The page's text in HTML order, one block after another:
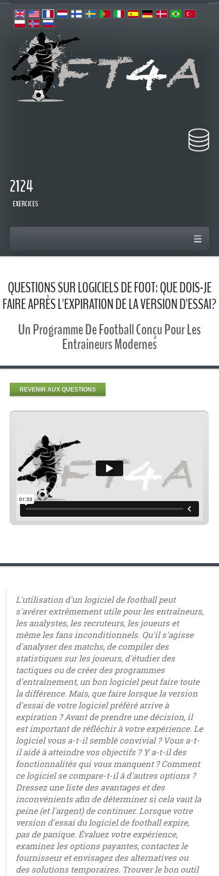
2124
EXERCICES
QUESTIONS SUR LOGICIELS DE FOOT: QUE DOIS-JE
FAIRE APRÈS L'EXPIRATION DE LA VERSION D'ESSAI?
Un Programme De Football Conçu Pour Les
Entraîneurs Modernes
REVENIR AUX QUESTIONS
L'utilisation d'un logiciel de football peut
s'avérer extrêmement utile pour les entraîneurs,
les analystes, les recruteurs, les joueurs et
même les fans inconditionnels. Qu'il s'agisse
d'analyser des matchs, de compiler des
statistiques sur les joueurs, d'étudier des
tactiques ou de créer des programmes
d'entraînement, un bon logiciel peut faire toute
la différence. Mais, que faire lorsque la version
d'essai de votre logiciel préféré arrive à
expiration ? Avant de prendre une décision, il
est important de réfléchir à votre expérience. Le
logiciel vous a-t-il semblé convivial ? Vous a-t-
il aidé à atteindre vos objectifs ? Y a-t-il des
fonctionnalités qui vous manquent ? Comment
ce logiciel se compare-t-il à d'autres options ?
Dressez une liste des avantages et des
inconvénients afin de déterminer si cela vaut la
peine (et l'argent) de continuer. Lorsque votre
version d'essai du logiciel de football expire,
pas de panique. Évaluez votre expérience,
examinez les options payantes, contactez le
fournisseur et envisagez des alternatives ou
des solutions temporaires. Trouver le bon outil